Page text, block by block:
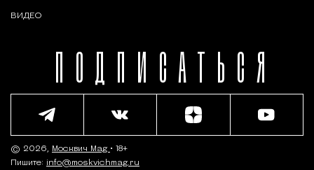
ПОДПИСАТЬСЯ
ВИДЕО
© 2026, Москвич Mag • 18+
Пишите: info@moskvichmag.ru